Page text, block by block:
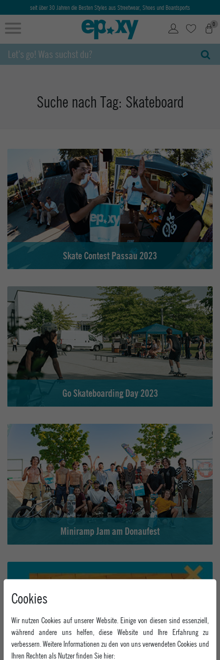
seit über 30 Jahren die Besten Styles aus Streetwear, Shoes und Boardsports
0
Suche nach Tag: Skateboard
Skate Contest Passau 2023
Go Skateboarding Day 2023
Miniramp Jam am Donaufest
Cookies
Wir nutzen Cookies auf unserer Website. Einige von diesen sind essenziell,
während andere uns helfen, diese Website und Ihre Erfahrung zu
verbessern. Weitere Informationen zu den von uns verwendeten Cookies und
Ihren Rechten als Nutzer finden Sie hier: